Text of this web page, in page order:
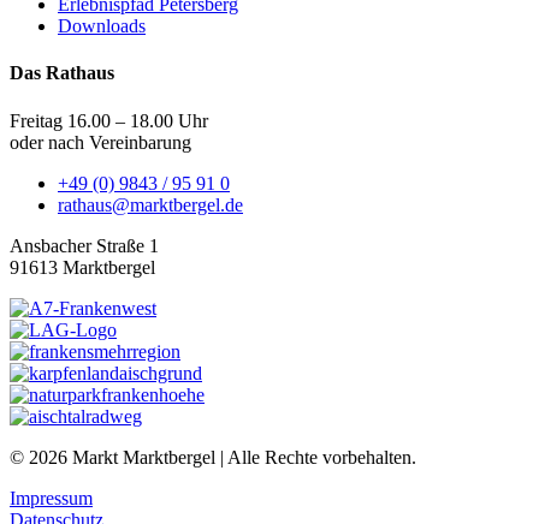
Erlebnispfad Petersberg
Downloads
Das Rathaus
Freitag 16.00 – 18.00 Uhr
oder nach Vereinbarung
+49 (0) 9843 / 95 91 0
rathaus@marktbergel.de
Ansbacher Straße 1
91613 Marktbergel
© 2026 Markt Marktbergel | Alle Rechte vorbehalten.
Impressum
Datenschutz